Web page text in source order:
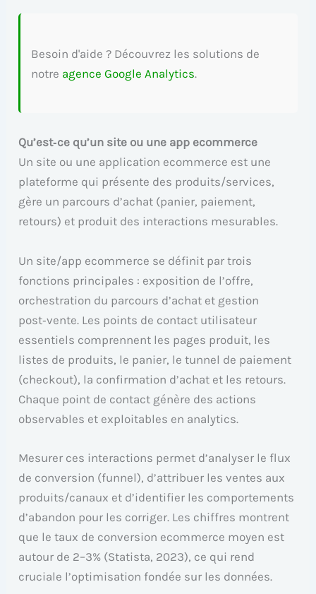
Besoin d'aide ? Découvrez les solutions de
notre agence Google Analytics.
Qu’est‑ce qu’un site ou une app ecommerce
Un site ou une application ecommerce est une
plateforme qui présente des produits/services,
gère un parcours d’achat (panier, paiement,
retours) et produit des interactions mesurables.
Un site/app ecommerce se définit par trois
fonctions principales : exposition de l’offre,
orchestration du parcours d’achat et gestion
post‑vente. Les points de contact utilisateur
essentiels comprennent les pages produit, les
listes de produits, le panier, le tunnel de paiement
(checkout), la confirmation d’achat et les retours.
Chaque point de contact génère des actions
observables et exploitables en analytics.
Mesurer ces interactions permet d’analyser le flux
de conversion (funnel), d’attribuer les ventes aux
produits/canaux et d’identifier les comportements
d’abandon pour les corriger. Les chiffres montrent
que le taux de conversion ecommerce moyen est
autour de 2–3% (Statista, 2023), ce qui rend
cruciale l’optimisation fondée sur les données.